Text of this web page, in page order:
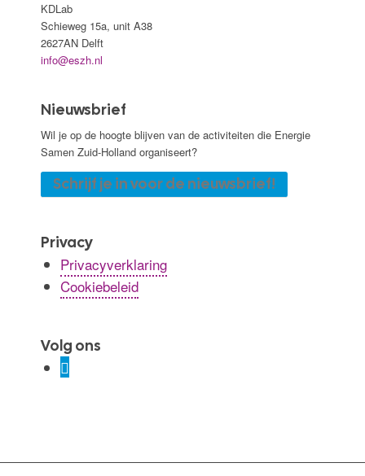
KDLab
Schieweg 15a, unit A38
2627AN Delft
info@eszh.nl
Nieuwsbrief
Wil je op de hoogte blijven van de activiteiten die Energie
Samen Zuid-Holland organiseert?
Schrijf je in voor de nieuwsbrief!
Privacy
Privacyverklaring
Cookiebeleid
Volg ons